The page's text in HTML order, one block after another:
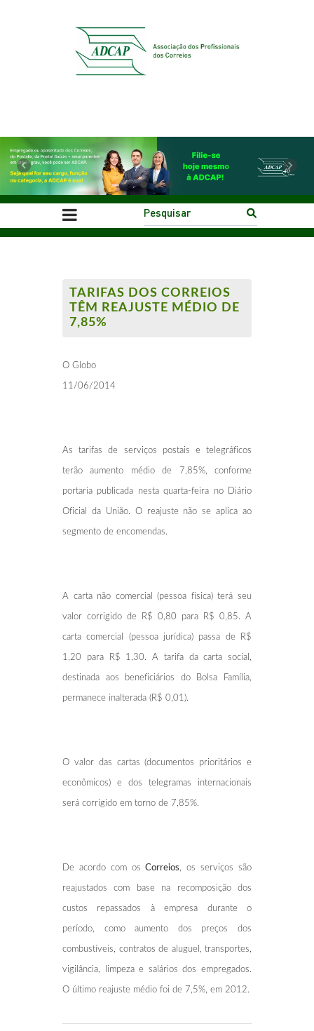
Previous Next
TARIFAS DOS CORREIOS
TÊM REAJUSTE MÉDIO DE
7,85%
O Globo
11/06/2014
As tarifas de serviços postais e telegráficos
terão aumento médio de 7,85%, conforme
portaria publicada nesta quarta-feira no Diário
Oficial da União. O reajuste não se aplica ao
segmento de encomendas.
A carta não comercial (pessoa física) terá seu
valor corrigido de R$ 0,80 para R$ 0,85. A
carta comercial (pessoa jurídica) passa de R$
1,20 para R$ 1,30. A tarifa da carta social,
destinada aos beneficiários do Bolsa Família,
permanece inalterada (R$ 0,01).
O valor das cartas (documentos prioritários e
econômicos) e dos telegramas internacionais
será corrigido em torno de 7,85%.
De acordo com osCorreios , os serviços são
reajustados com base na recomposição dos
custos repassados à empresa durante o
período, como aumento dos preços dos
combustíveis, contratos de aluguel, transportes,
vigilância, limpeza e salários dos empregados.
O último reajuste médio foi de 7,5%, em 2012.